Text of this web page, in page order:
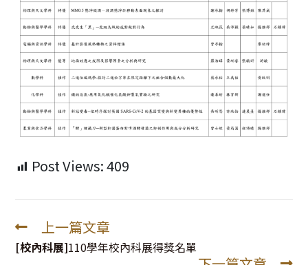
Post Views:409
Read
more
上一篇文章
[校內科展]110學年校內科展得獎名單